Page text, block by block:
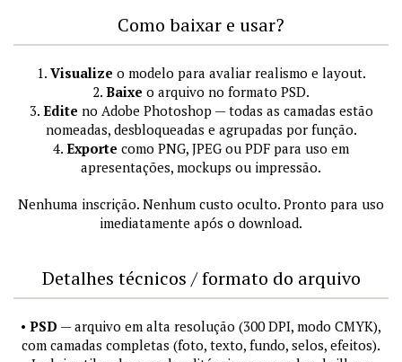
Como baixar e usar?
1. Visualize o modelo para avaliar realismo e layout.
2. Baixe o arquivo no formato PSD.
3. Edite no Adobe Photoshop — todas as camadas estão
nomeadas, desbloqueadas e agrupadas por função.
4. Exporte como PNG, JPEG ou PDF para uso em
apresentações, mockups ou impressão.
Nenhuma inscrição. Nenhum custo oculto. Pronto para uso
imediatamente após o download.
Detalhes técnicos / formato do arquivo
• PSD — arquivo em alta resolução (300 DPI, modo CMYK),
com camadas completas (foto, texto, fundo, selos, efeitos).